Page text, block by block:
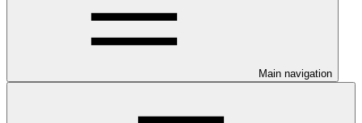
Main navigation